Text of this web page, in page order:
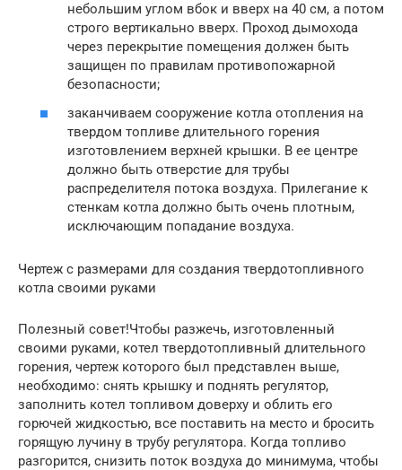
небольшим углом вбок и вверх на 40 см, а потом
строго вертикально вверх. Проход дымохода
через перекрытие помещения должен быть
защищен по правилам противопожарной
безопасности;
заканчиваем сооружение котла отопления на
твердом топливе длительного горения
изготовлением верхней крышки. В ее центре
должно быть отверстие для трубы
распределителя потока воздуха. Прилегание к
стенкам котла должно быть очень плотным,
исключающим попадание воздуха.
Чертеж с размерами для создания твердотопливного
котла своими руками
Полезный совет!Чтобы разжечь, изготовленный
своими руками, котел твердотопливный длительного
горения, чертеж которого был представлен выше,
необходимо: снять крышку и поднять регулятор,
заполнить котел топливом доверху и облить его
горючей жидкостью, все поставить на место и бросить
горящую лучину в трубу регулятора. Когда топливо
разгорится, снизить поток воздуха до минимума, чтобы